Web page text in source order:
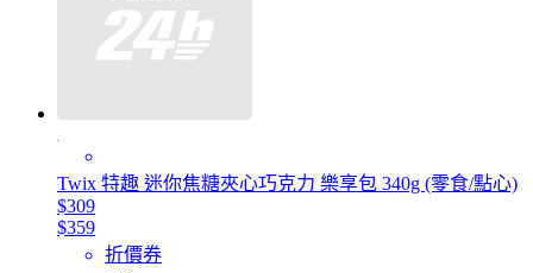
Twix 特趣 迷你焦糖夾心巧克力 樂享包 340g (零食/點心)
$309
$359
折價券